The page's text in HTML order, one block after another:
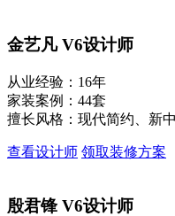
金艺凡V6设计师
从业经验：16年
家装案例：44套
擅长风格：现代简约、新
查看设计师 领取装修方案
殷君锋 V6设计师